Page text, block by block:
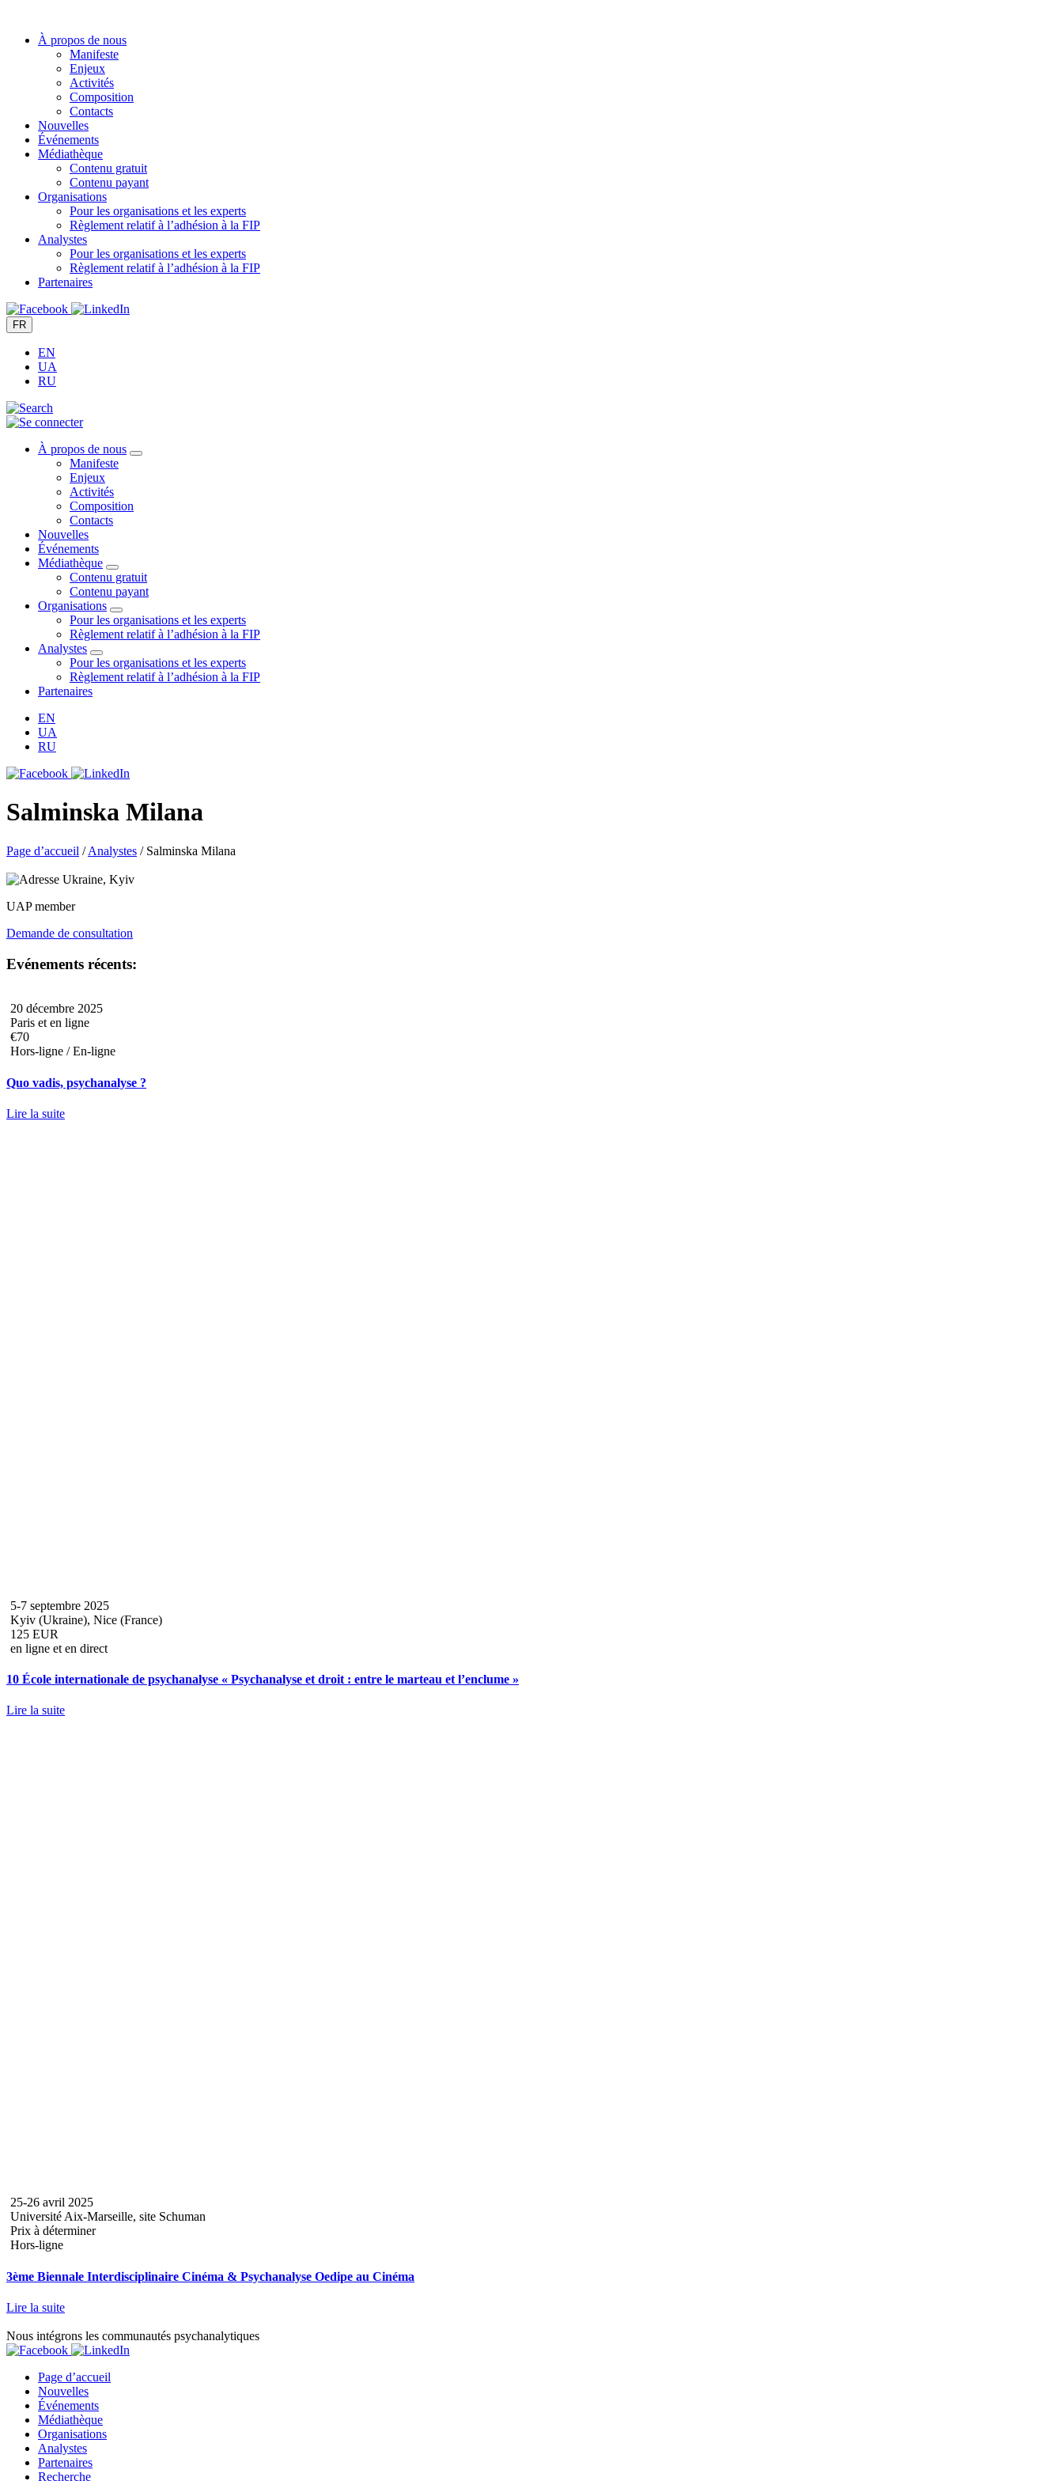
contenuÀ propos de nous
Manifeste
Enjeux
Activités
Composition
Contacts
Nouvelles
Événements
Médiathèque
Contenu gratuit
Contenu payant
Organisations
Pour les organisations et les experts
Règlement relatif à l’adhésion à la FIP
Analystes
Pour les organisations et les experts
Règlement relatif à l’adhésion à la FIP
Partenaires
FR
EN
UA
RU
À propos de nous
Manifeste
Enjeux
Activités
Composition
Contacts
Nouvelles
Événements
Médiathèque
Contenu gratuit
Contenu payant
Organisations
Pour les organisations et les experts
Règlement relatif à l’adhésion à la FIP
Analystes
Pour les organisations et les experts
Règlement relatif à l’adhésion à la FIP
Partenaires
EN
UA
RU
Salminska Milana
Page d’accueil /Analystes / Salminska Milana
Ukraine, Kyiv
UAP member
Demande de consultation
Evénements récents:
20 décembre 2025
Paris et en ligne
€70
Hors-ligne / En-ligne
Quo vadis, psychanalyse ?
Lire la suite
5-7 septembre 2025
Kyiv (Ukraine), Nice (France)
125 EUR
en ligne et en direct
10 École internationale de psychanalyse « Psychanalyse et droit : entre le marteau et l’enclume »
Lire la suite
25-26 avril 2025
Université Aix-Marseille, site Schuman
Prix à déterminer
Hors-ligne
3ème Biennale Interdisciplinaire Cinéma & Psychanalyse Oedipe au Cinéma
Lire la suite
Nous intégrons les communautés psychanalytiques
Page d’accueil
Nouvelles
Événements
Médiathèque
Organisations
Analystes
Partenaires
Recherche